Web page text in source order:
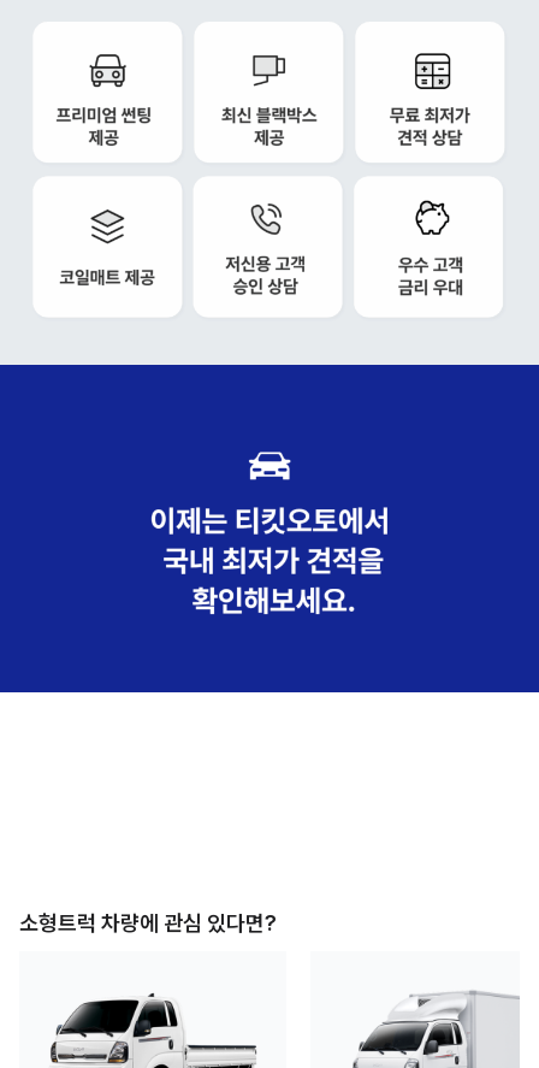
소형트럭 차량에 관심 있다면?